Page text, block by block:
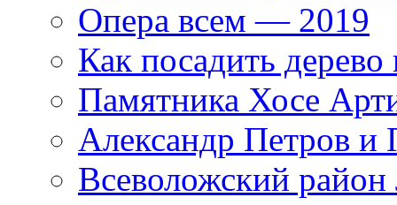
Опера всем — 2019
Как посадить дерево
Памятника Хосе
Александр Петров и
Всеволожский район